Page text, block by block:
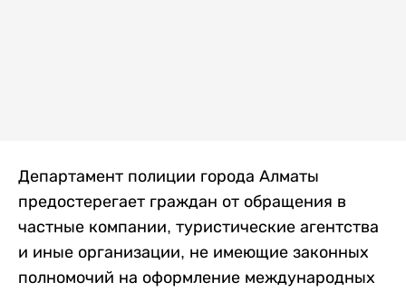
Департамент полиции города Алматы
предостерегает граждан от обращения в
частные компании, туристические агентства
и иные организации, не имеющие законных
полномочий на оформление международных